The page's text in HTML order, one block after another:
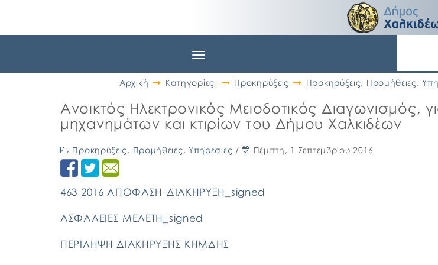
Toggle
Αρχική
Κατηγορίες Προκηρύξεις Προκηρύξεις, Προμήθειες,
Ανοικτός Ηλεκτρονικός Μειοδοτικός
μηχανημάτων και κτιρίων του Δήμου Χαλκιδέων
Προκηρύξεις, Προμήθειες, Υπηρεσίες / Πέμπτη, 1 Σεπτεμβρίου 2016
463 2016 ΑΠΟΦΑΣΗ-ΔΙΑΚΗΡΥΞΗ_signed
ΑΣΦΑΛΕΙΕΣ ΜΕΛΕΤΗ_signed
ΠΕΡΙΛΗΨΗ ΔΙΑΚΗΡΥΞΗΣ ΚΗΜΔΗΣ